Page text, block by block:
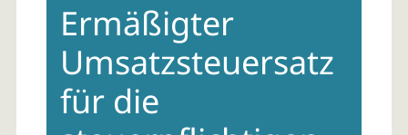
contentErmäßigter
Umsatzsteuersatz
für die